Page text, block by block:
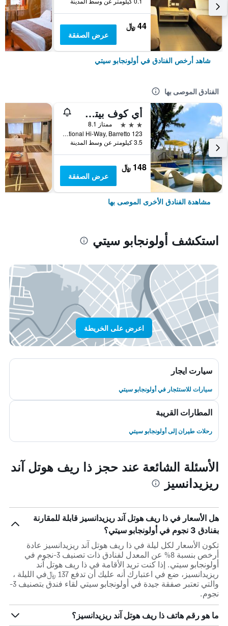
44 ﷼
عرض الصفقة
شاهد أرخص الفنادق في أولونجابو سيتي
الفنادق الموصى بها
أي كوف بيتش هوتل
3 نجوم
ممتاز 8.1
123 National Hi-Way, Barretto, أولونجابو سيتي, الفلبين
3.5 كيلومتر عن وسط المدينة
148 ﷼
عرض الصفقة
مشاهدة الفنادق الأخرى الموصى بها
استكشف أولونجابو سيتي
اعرض على الخريطة
سيارت ايجار
سيارات للاستئجار في أولونجابو سيتي
المطارات القريبة
رحلات طيران إلى أولونجابو سيتي
الأسئلة الشائعة عند حجز ذا ريف هوتل آند
ريزيدانسيز
هل الأسعار في ذا ريف هوتل آند ريزيدانسيز قابلة للمقارنة
بفنادق 3 نجوم في أولونجابو سيتي؟
تكون الأسعار لكل ليلة في ذا ريف هوتل آند ريزيدانسيز عادة
أرخص بنسبة 8% عن المعدل لفنادق ذات تصنيف 3-نجوم في
أولونجابو سيتي. إذا كنت تريد الأقامة في ذا ريف هوتل آند
ريزيدانسيز، ضع في اعتبارك أنه عليك أن تدفع 137 ﷼في الليلة ،
والتي تعتبر صفقة جيدة في أولونجابو سيتي لقاء فندق بتصنيف 3-
نجوم.
ما هو رقم هاتف ذا ريف هوتل آند ريزيدانسيز؟